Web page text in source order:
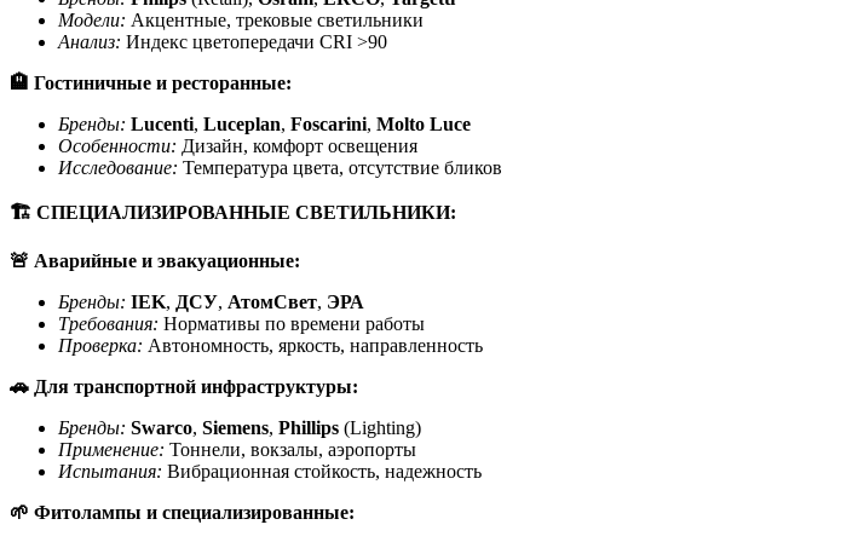
Модели: Акцентные, трековые светильники
Анализ: Индекс цветопередачи CRI >90
🏨 Гостиничные и ресторанные:
Бренды: Lucenti, Luceplan, Foscarini, Molto Luce
Особенности: Дизайн, комфорт освещения
Исследование: Температура цвета, отсутствие бликов
🏗 ️ СПЕЦИАЛИЗИРОВАННЫЕ СВЕТИЛЬНИКИ:
🚨 Аварийные и эвакуационные:
Бренды: IEK, ДСУ, АтомСвет, ЭРА
Требования: Нормативы по времени работы
Проверка: Автономность, яркость, направленность
🚗 Для транспортной инфраструктуры:
Бренды: Swarco, Siemens, Phillips (Lighting)
Применение: Тоннели, вокзалы, аэропорты
Испытания: Вибрационная стойкость, надежность
🌱 Фитолампы и специализированные: